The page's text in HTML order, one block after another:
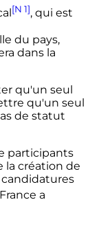
[N 1], qui est
du pays,
dans la
qu'un seul
qu'un seul
de statut
participants
la création de
candidatures
a